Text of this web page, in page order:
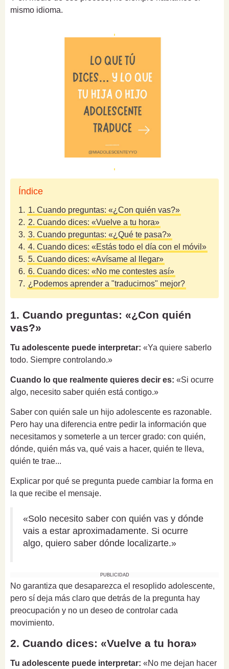
mismo idioma.
Índice
1. 1. Cuando preguntas: «¿Con quién vas?»
2. 2. Cuando dices: «Vuelve a tu hora»
3. 3. Cuando preguntas: «¿Qué te pasa?»
4. 4. Cuando dices: «Estás todo el día con el móvil»
5. 5. Cuando dices: «Avísame al llegar»
6. 6. Cuando dices: «No me contestes así»
7. ¿Podemos aprender a "traducirnos" mejor?
1. Cuando preguntas: «¿Con quién
vas?»
Tu adolescente puede interpretar: «Ya quiere saberlo
todo. Siempre controlando.»
Cuando lo que realmente quieres decir es: «Si ocurre
algo, necesito saber quién está contigo.»
Saber con quién sale un hijo adolescente es razonable.
Pero hay una diferencia entre pedir la información que
necesitamos y someterle a un tercer grado: con quién,
dónde, quién más va, qué vais a hacer, quién te lleva,
quién te trae...
Explicar por qué se pregunta puede cambiar la forma en
la que recibe el mensaje.
«Solo necesito saber con quién vas y dónde
vais a estar aproximadamente. Si ocurre
algo, quiero saber dónde localizarte.»
PUBLICIDAD
No garantiza que desaparezca el resoplido adolescente,
pero sí deja más claro que detrás de la pregunta hay
preocupación y no un deseo de controlar cada
movimiento.
2. Cuando dices: «Vuelve a tu hora»
Tu adolescente puede interpretar: «No me dejan hacer